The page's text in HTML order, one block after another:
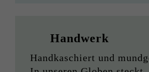
Handwerk
Handkaschiert und